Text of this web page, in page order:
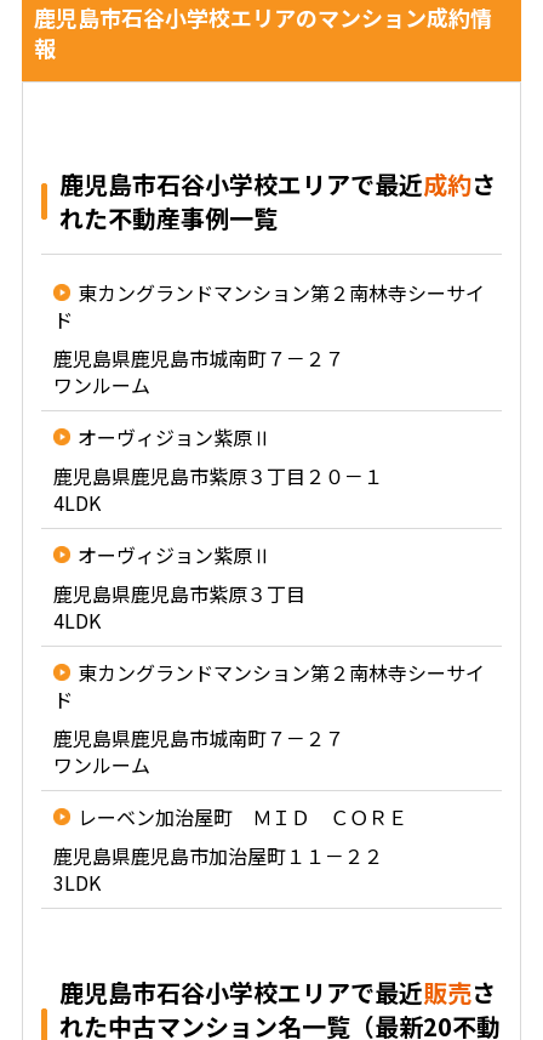
鹿児島市石谷小学校エリアのマンション成約情
報
鹿児島市石谷小学校エリアで最近成約さ
れた不動産事例一覧
東カングランドマンション第２南林寺シーサイ
ド
鹿児島県鹿児島市城南町７－２７
ワンルーム
オーヴィジョン紫原Ⅱ
鹿児島県鹿児島市紫原３丁目２０－１
4LDK
オーヴィジョン紫原Ⅱ
鹿児島県鹿児島市紫原３丁目
4LDK
東カングランドマンション第２南林寺シーサイ
ド
鹿児島県鹿児島市城南町７－２７
ワンルーム
レーベン加治屋町 ＭＩＤ ＣＯＲＥ
鹿児島県鹿児島市加治屋町１１－２２
3LDK
鹿児島市石谷小学校エリアで最近販売さ
れた中古マンション名一覧（最新20不動